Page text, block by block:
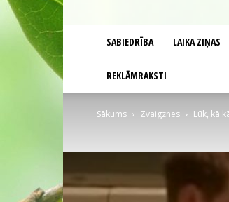
SABIEDRĪBA LAIKA ZIŅAS
REKLĀMRAKSTI
Sākums Zvaigznes Lūk, kā